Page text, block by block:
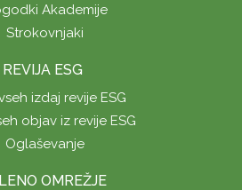
Akademije
Strokovnjaki
REVIJA ESG
izdaj revije ESG
objav iz revije ESG
Oglaševanje
OMREŽJE